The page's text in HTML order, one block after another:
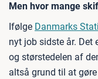
Men hvor mange
Ifølge Danmarks
nyt job sidste år. Det
og størstedelen af
altså grund til at